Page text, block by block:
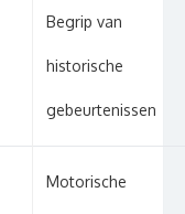
Begrip van
historische
gebeurtenissen
Motorische